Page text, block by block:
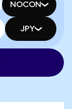
NOCON
JPY